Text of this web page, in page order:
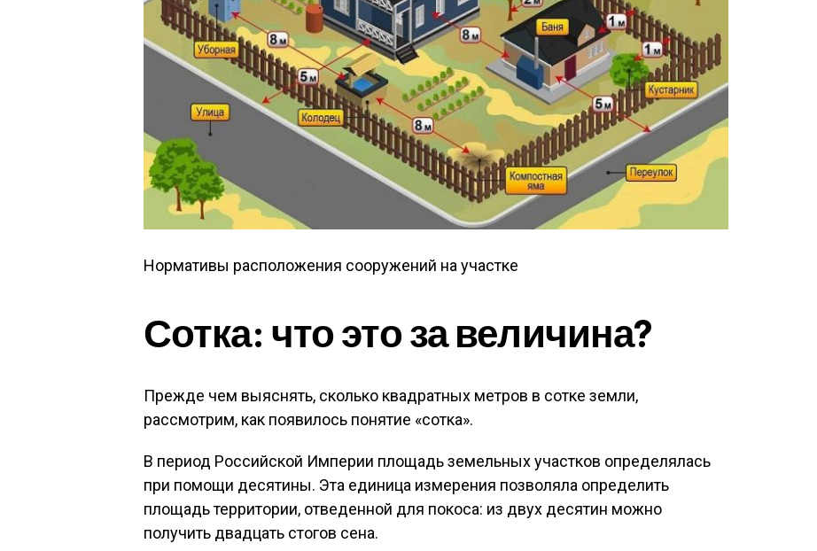
Нормативы расположения сооружений на участке
Сотка: что это за величина?
Прежде чем выяснять, сколько квадратных метров в сотке земли,
рассмотрим, как появилось понятие «сотка».
В период Российской Империи площадь земельных участков определялась
при помощи десятины. Эта единица измерения позволяла определить
площадь территории, отведенной для покоса: из двух десятин можно
получить двадцать стогов сена.